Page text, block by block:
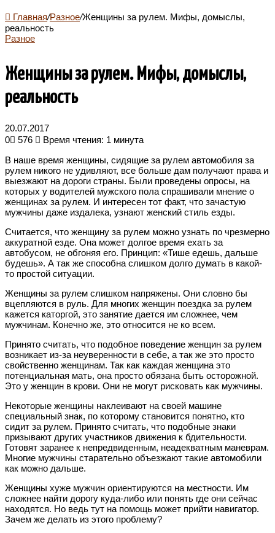
Главная/Разное/Женщины за рулем. Мифы, домыслы,
реальность
Разное
Женщины за рулем. Мифы, домыслы,
реальность
20.07.2017
0
576
Время чтения: 1 минута
В наше время женщины, сидящие за рулем автомобиля за
рулем никого не удивляют, все больше дам получают права и
выезжают на дороги страны. Были проведены опросы, на
которых у водителей мужского пола спрашивали мнение о
женщинах за рулем. И интересен тот факт, что зачастую
мужчины даже издалека, узнают женский стиль езды.
Считается, что женщину за рулем можно узнать по чрезмерно
аккуратной езде. Она может долгое время ехать за
автобусом, не обгоняя его. Принцип: «Тише едешь, дальше
будешь». А так же способна слишком долго думать в какой-
то простой ситуации.
Женщины за рулем слишком напряжены. Они словно бы
вцепляются в руль. Для многих женщин поездка за рулем
кажется каторгой, это занятие дается им сложнее, чем
мужчинам. Конечно же, это относится не ко всем.
Принято считать, что подобное поведение женщин за рулем
возникает из-за неуверенности в себе, а так же это просто
свойственно женщинам. Так как каждая женщина это
потенциальная мать, она просто обязана быть осторожной.
Это у женщин в крови. Они не могут рисковать как мужчины.
Некоторые женщины наклеивают на своей машине
специальный знак, по которому становится понятно, кто
сидит за рулем. Принято считать, что подобные знаки
призывают других участников движения к бдительности.
Готовят заранее к непредвиденным, неадекватным маневрам.
Многие мужчины старательно объезжают такие автомобили
как можно дальше.
Женщины хуже мужчин ориентируются на местности. Им
сложнее найти дорогу куда-либо или понять где они сейчас
находятся. Но ведь тут на помощь может прийти навигатор.
Зачем же делать из этого проблему?